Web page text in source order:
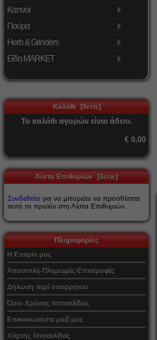
Καπνοί
Πούρα
Herb & Grinders
Είδη MARKET
Καλάθι [δείτε]
Το καλάθι αγορών είναι άδειο.
€ 0,00
Λίστα Επιθυμιών [δείτε]
Συνδεθείτε για να μπορείτε να προσθέσετε
αυτό το προϊόν στη Λίστα Επιθυμιών.
Πληροφορίες
Η Εταιρία μας
Αποστολή-Πληρωμές-Επιστροφές
Δήλωση περί απορρήτου
Όροι Χρήσης Ιστοσελίδας
Επικοινωνήστε μαζί μας
Χάρτης Ιστοσελίδας